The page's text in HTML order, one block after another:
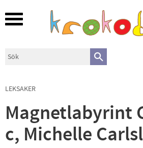
Meny
LEKSAKER
Magnetlabyrint
c, Michelle